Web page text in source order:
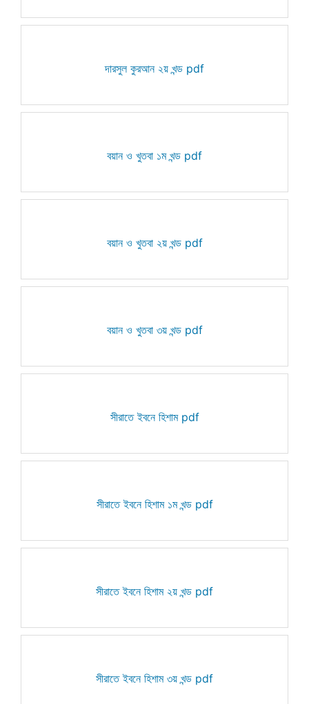
দারসুল কুরআন ২য় খন্ড pdf
বয়ান ও খুতবা ১ম খন্ড pdf
বয়ান ও খুতবা ২য় খন্ড pdf
বয়ান ও খুতবা ৩য় খন্ড pdf
সীরাতে ইবনে হিশাম pdf
সীরাতে ইবনে হিশাম ১ম খন্ড pdf
সীরাতে ইবনে হিশাম ২য় খন্ড pdf
সীরাতে ইবনে হিশাম ৩য় খন্ড pdf